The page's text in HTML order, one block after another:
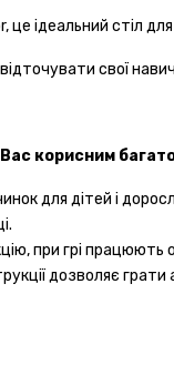
це ідеальний стіл
свої
Вас корисним
для дітей і
при грі працюють
дозволяє